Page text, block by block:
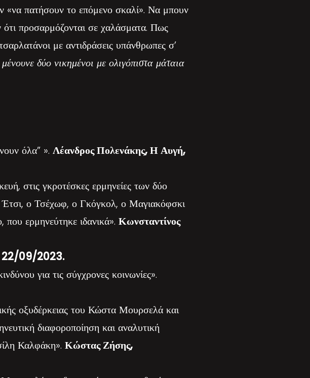
«να πατήσουν το επόμενο σκαλί». Να μπουν
προσαρμόζονται σε χαλάσματα. Πως
με αντιδράσεις υπάνθρωπες σ’
μένουνε δύο νικημένοι με ολιγόπιστα μάταια
όλα” ». Λέανδρος Πολενάκης, Η Αυγή,
στις γκροτέσκες ερμηνείες των δύο
Έτσι, ο Τσέχωφ, ο Γκόγκολ, ο Μαγιακόφσκι
ερμηνεύτηκε ιδανικά». Κωνσταντίνος
22/09/2023.
για τις σύγχρονες κοινωνίες».
οξυδέρκειας του Κώστα Μουρσελά και
διαφοροποίηση και αναλυτική
Καλφάκη». Κώστας Ζήσης,